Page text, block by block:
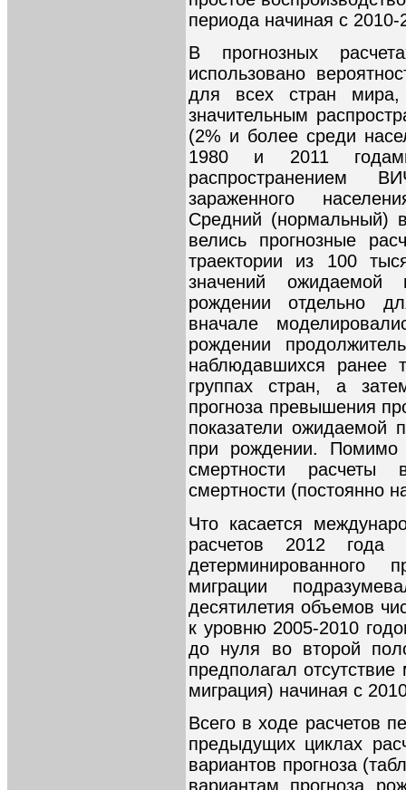
периода начиная с 2010-
В прогнозных
использовано
для всех стран
значительным
(2% и более среди
1980 и 2011
распространением
зараженного
Средний (нормальный)
велись прогнозные
траектории из 100
значений ожидаемой
рождении отдельно
вначале
рождении
наблюдавшихся ранее
группах стран, а
прогноза превышения
показатели ожидаемой
при рождении. Помимо
смертности расчеты
смертности (постоянно
Что касается
расчетов 2012 года
детерминированного
миграции
десятилетия объемов
к уровню 2005-2010
до нуля во второй
предполагал
миграция) начиная с
Всего в ходе расчетов
предыдущих циклах
вариантов прогноза
вариантам прогноза